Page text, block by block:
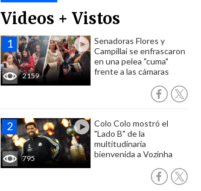
Videos + Vistos
2159
Senadoras Flores y
Campillai se enfrascaron
en una pelea "cuma"
frente a las cámaras
795
Colo Colo mostró el
"Lado B" de la
multitudinaria
bienvenida a Vozinha